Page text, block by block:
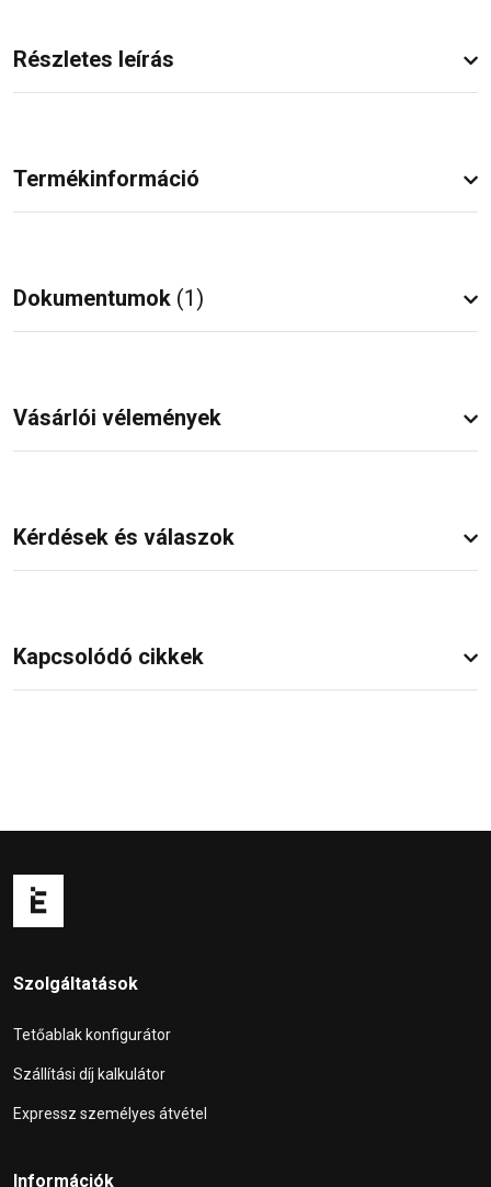
Részletes leírás
Termékinformáció
Dokumentumok (1)
Vásárlói vélemények
Kérdések és válaszok
Kapcsolódó cikkek
Szolgáltatások
Tetőablak konfigurátor
Szállítási díj kalkulátor
Expressz személyes átvétel
Információk